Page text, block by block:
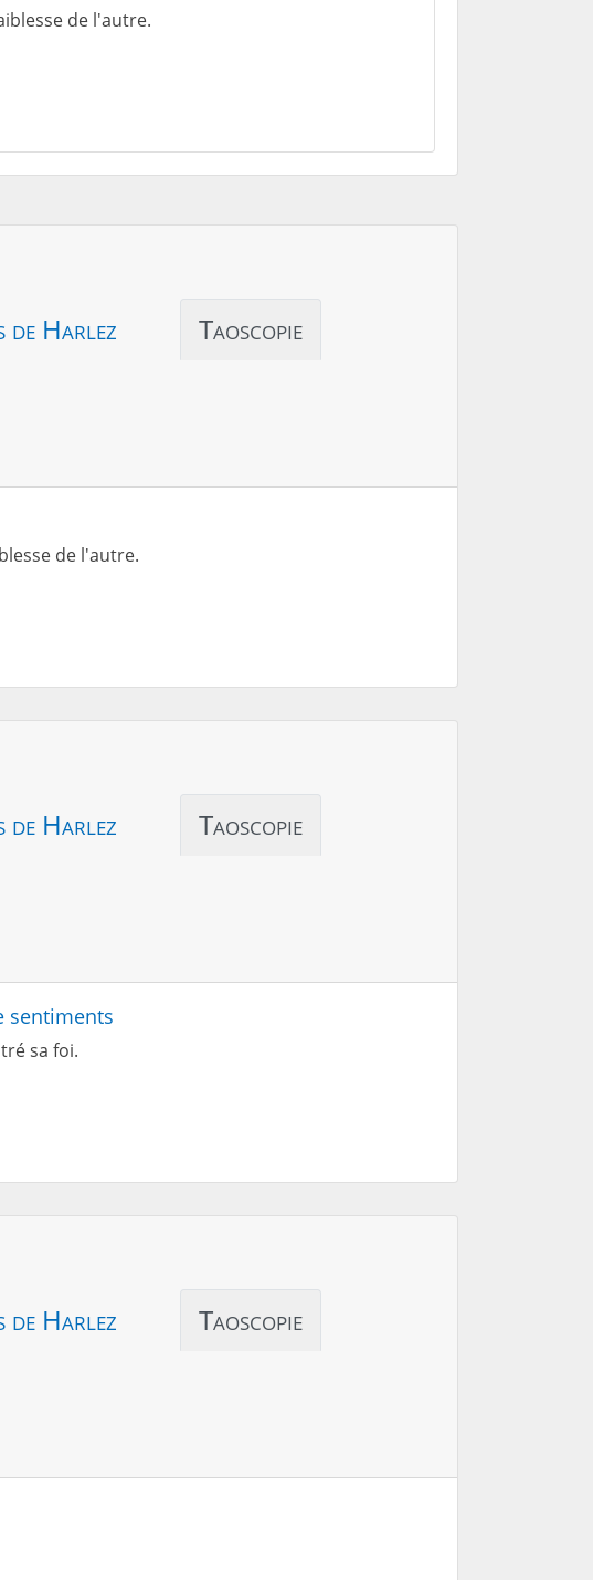
de l'autre.
de Harlez Taoscopie
de l'autre.
de Harlez Taoscopie
sentiments
sa foi.
de Harlez Taoscopie